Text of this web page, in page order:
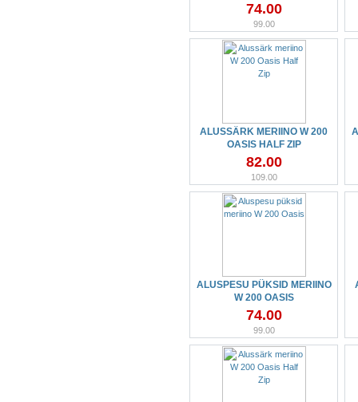
74.00
99.00
ALUSSÄRK MERIINO W 200
OASIS HALF ZIP
82.00
109.00
ALUSPESU PÜKSID MERIINO
W 200 OASIS
74.00
99.00